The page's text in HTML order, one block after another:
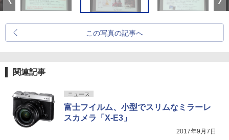
この写真の記事へ
関連記事
ニュース
富士フイルム、小型でスリムなミラーレ
スカメラ「X-E3」
2017年9月7日